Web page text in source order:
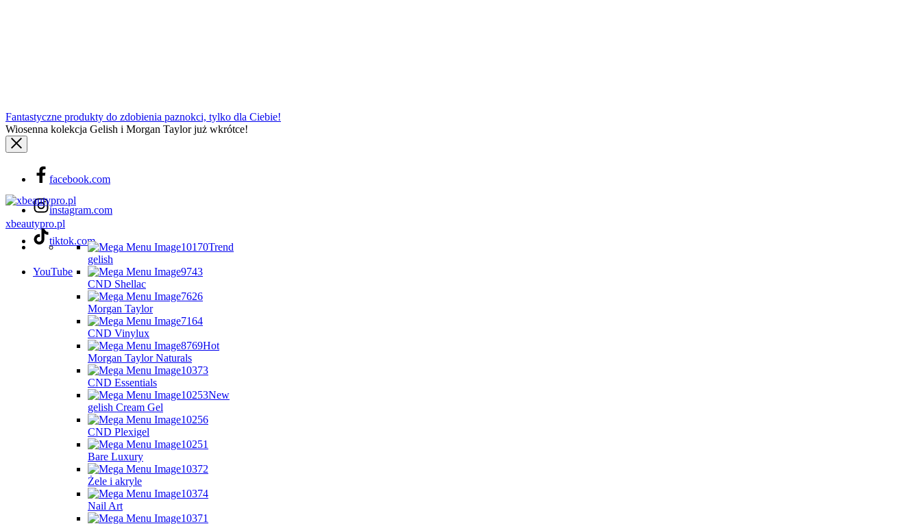
Fantastyczne produkty do zdobienia paznokci, tylko dla Ciebie!
Wiosenna kolekcja Gelish i Morgan Taylor już wkrótce!
facebook.com
instagram.com
tiktok.com
YouTube
xbeautypro.pl
Trend
gelish
CND Shellac
Morgan Taylor
CND Vinylux
Hot
Morgan Taylor Naturals
CND Essentials
New
gelish Cream Gel
CND Plexigel
Bare Luxury
Żele i akryle
Nail Art